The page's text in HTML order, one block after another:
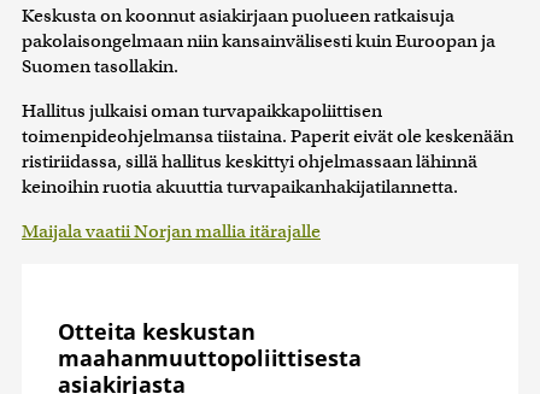
Keskusta on koonnut asiakirjaan puolueen ratkaisuja
pakolaisongelmaan niin kansainvälisesti kuin Euroopan ja
Suomen tasollakin.
Hallitus julkaisi oman turvapaikkapoliittisen
toimenpideohjelmansa tiistaina. Paperit eivät ole keskenään
ristiriidassa, sillä hallitus keskittyi ohjelmassaan lähinnä
keinoihin ruotia akuuttia turvapaikanhakijatilannetta.
Maijala vaatii Norjan mallia itärajalle
Otteita keskustan
maahanmuuttopoliittisesta
asiakirjasta